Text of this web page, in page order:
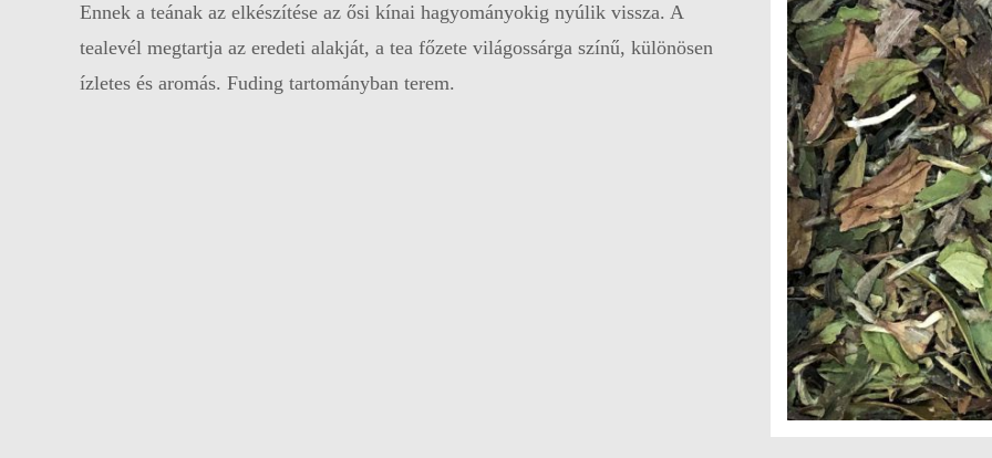
Ennek a teának az elkészítése az ősi kínai hagyományokig nyúlik vissza. A
tealevél megtartja az eredeti alakját, a tea főzete világossárga színű, különösen
ízletes és aromás. Fuding tartományban terem.